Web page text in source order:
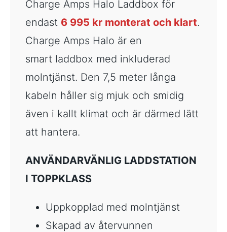
Charge Amps Halo Laddbox för
endast 6 995 kr monterat och klart.
Charge Amps Halo är en
smart laddbox med inkluderad
molntjänst. Den 7,5 meter långa
kabeln håller sig mjuk och smidig
även i kallt klimat och är därmed lätt
att hantera.
ANVÄNDARVÄNLIG LADDSTATION
I TOPPKLASS
Uppkopplad med molntjänst
Skapad av återvunnen